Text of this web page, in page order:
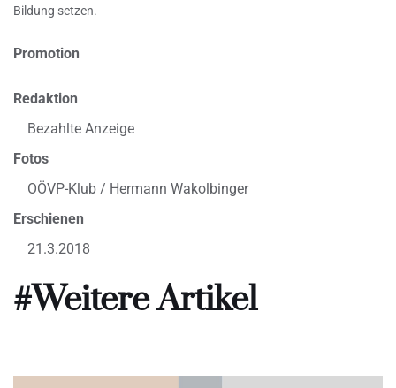
Bildung setzen.
Promotion
Redaktion
Bezahlte Anzeige
Fotos
OÖVP-Klub / Hermann Wakolbinger
Erschienen
21.3.2018
#Weitere Artikel